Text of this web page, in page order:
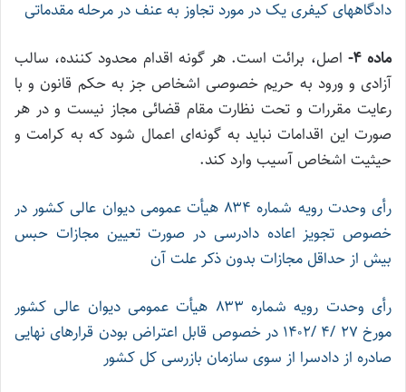
دادگاههای کیفری یک در مورد تجاوز به عنف در مرحله مقدماتی
ماده ۴-
اصل، برائت است. هر گونه اقدام محدود کننده، سالب
آزادی و ورود به حریم خصوصی اشخاص جز به حکم قانون و با
رعایت مقررات و تحت نظارت مقام قضائی مجاز نیست و در هر
صورت این اقدامات نباید به گونه‌ای اعمال شود که به کرامت و
حیثیت اشخاص آسیب وارد کند.
رأی وحدت رویه شماره ۸۳۴ هیأت عمومی دیوان عالی کشور در
خصوص تجویز اعاده دادرسی در صورت تعیین مجازات حبس
بیش از حداقل مجازات بدون ذکر علت آن
رأی وحدت رویه شماره ۸۳۳ هیأت عمومی دیوان عالی کشور
مورخ ۲۷ /۴ /۱۴۰۲ در خصوص قابل اعتراض بودن قرار‌های نهایی
صادره از دادسرا از سوی سازمان بازرسی کل کشور